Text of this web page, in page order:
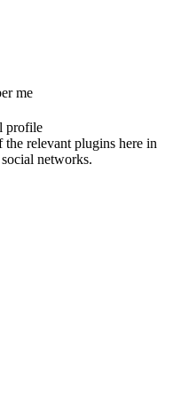
me
profile
the relevant plugins here in
networks.